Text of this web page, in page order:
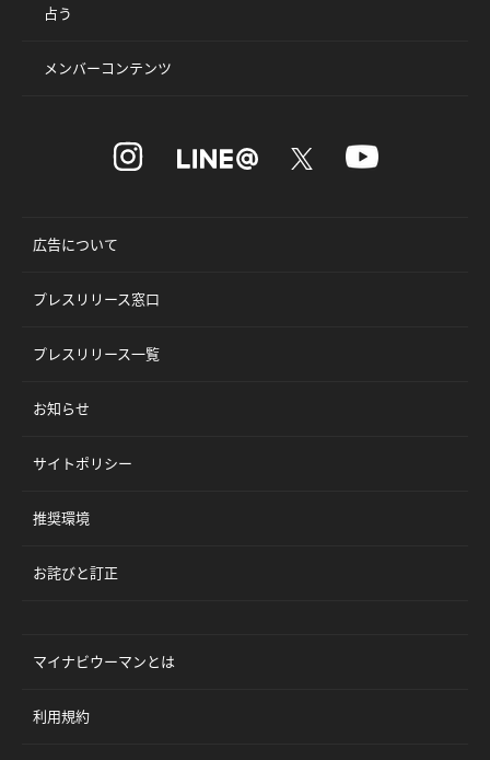
占う
メンバーコンテンツ
広告について
プレスリリース窓口
プレスリリース一覧
お知らせ
サイトポリシー
推奨環境
お詫びと訂正
マイナビウーマンとは
利用規約